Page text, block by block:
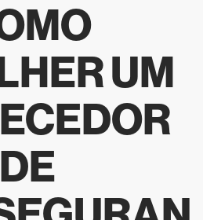
UM
DE